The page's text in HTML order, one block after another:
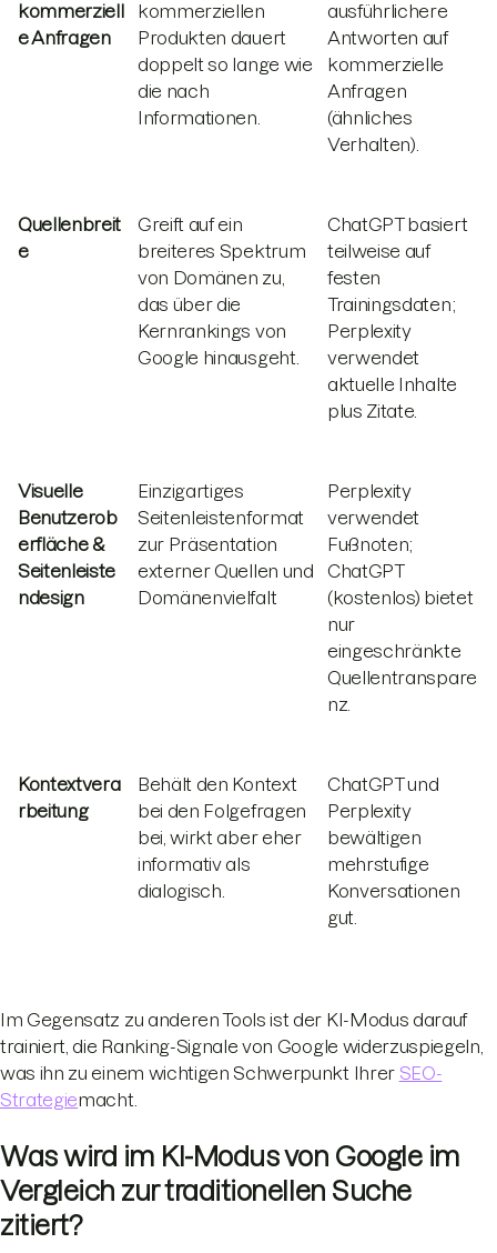
kommerziell
e Anfragen
kommerziellen
Produkten dauert
doppelt so lange wie
die nach
Informationen.
ausführlichere
Antworten auf
kommerzielle
Anfragen
(ähnliches
Verhalten).
Quellenbreit
e
Greift auf ein
breiteres Spektrum
von Domänen zu,
das über die
Kernrankings von
Google hinausgeht.
ChatGPT basiert
teilweise auf
festen
Trainingsdaten;
Perplexity
verwendet
aktuelle Inhalte
plus Zitate.
Visuelle
Benutzerob
erfläche &
Seitenleiste
ndesign
Einzigartiges
Seitenleistenformat
zur Präsentation
externer Quellen und
Domänenvielfalt
Perplexity
verwendet
Fußnoten;
ChatGPT
(kostenlos) bietet
nur
eingeschränkte
Quellentranspare
nz.
Kontextvera
rbeitung
Behält den Kontext
bei den Folgefragen
bei, wirkt aber eher
informativ als
dialogisch.
ChatGPT und
Perplexity
bewältigen
mehrstufige
Konversationen
gut.
Im Gegensatz zu anderen Tools ist der KI-Modus darauf
trainiert, die Ranking-Signale von Google widerzuspiegeln,
was ihn zu einem wichtigen Schwerpunkt Ihrer SEO-
Strategiemacht.
Was wird im KI-Modus von Google im
Vergleich zur traditionellen Suche
zitiert?